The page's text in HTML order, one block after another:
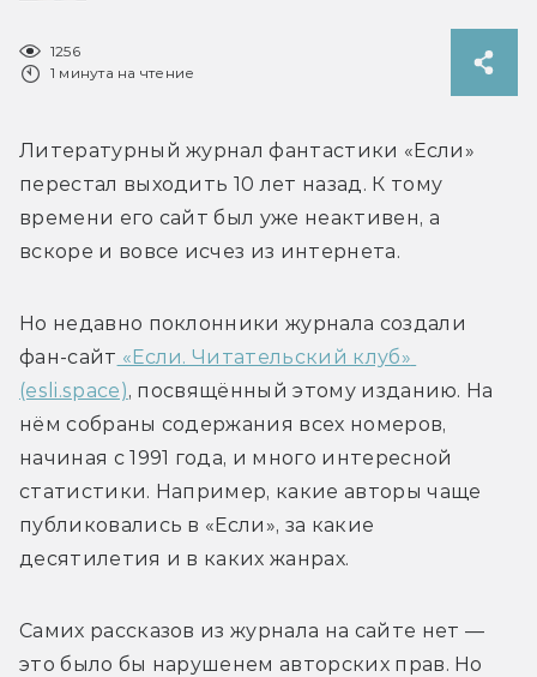
1256
1 минута на чтение
Литературный журнал фантастики «Если»
перестал выходить 10 лет назад. К тому
времени его сайт был уже неактивен, а
Но недавно поклонники журнала создали
фан-сайт «Если. Читательский клуб»
(esli.space), посвящённый этому изданию. На
нём собраны содержания всех номеров,
начиная с 1991 года, и много интересной
статистики. Например, какие авторы чаще
публиковались в «Если», за какие
Самих рассказов из журнала на сайте нет —
это было бы нарушенем авторских прав. Но